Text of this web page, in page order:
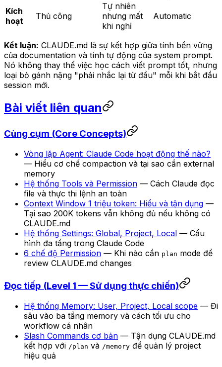
Kích
hoạt
Thủ công
Tự nhiên
nhưng mất
khi nghỉ
Automatic
Kết luận: CLAUDE.md là sự kết hợp giữa tính bền vững
của documentation và tính tự động của system prompt.
Nó không thay thế việc học cách viết prompt tốt, nhưng
loại bỏ gánh nặng "phải nhắc lại từ đầu" mỗi khi bắt đầu
session mới.
Bài viết liên quan
Cùng cụm (Core Concepts)
Vòng lặp Agent: Claude Code hoạt động thế nào?
— Hiểu cơ chế compaction và tại sao cần external
memory
Hệ thống Tools và Permission — Cách Claude đọc
file và thực thi lệnh an toàn
Context Window 1 triệu token: Hiểu và tận dụng —
Tại sao 200K tokens vẫn không đủ nếu không có
CLAUDE.md
Hệ thống Settings: Global, Project, Local — Cấu
hình đa tầng trong Claude Code
6 chế độ Permission — Khi nào cần plan mode để
review CLAUDE.md changes
Đọc tiếp (Level 1 — Sử dụng thực chiến)
Hệ thống Memory: User, Project, Local scope — Đi
sâu vào ba tầng memory và cách tối ưu cho
workflow cá nhân
Slash Commands cơ bản — Tận dụng CLAUDE.md
kết hợp với /plan và /memory để quản lý project
hiệu quả